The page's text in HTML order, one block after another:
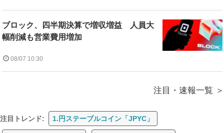
ブロック、四半期決算で増収増益 人員大
幅削減も営業費用増加
08/07 10:30
注目・速報一覧
注目トレンド: 1.円ステーブルコイン「JPYC」